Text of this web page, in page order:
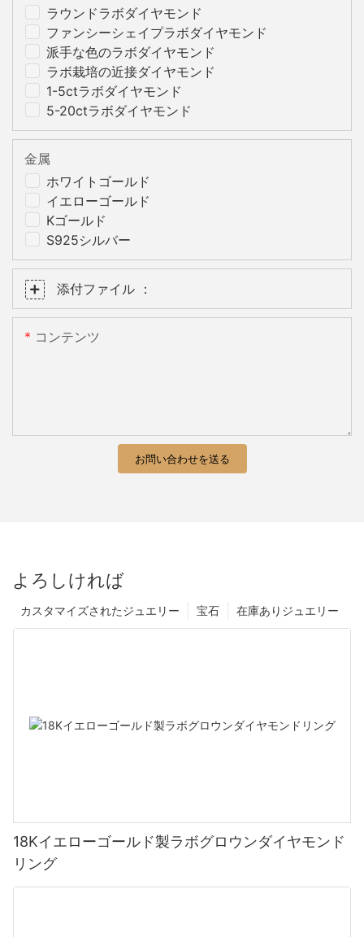
ラウンドラボダイヤモンド
ファンシーシェイプラボダイヤモンド
派手な色のラボダイヤモンド
ラボ栽培の近接ダイヤモンド
1-5ctラボダイヤモンド
5-20ctラボダイヤモンド
ホワイトゴールド
イエローゴールド
Kゴールド
S925シルバー
金属
添付ファイル ：
コンテンツ
お問い合わせを送る
よろしければ
在庫ありジュエリー
宝石
カスタマイズされたジュエリー
18Kイエローゴールド製ラボグロウンダイヤモンド
リング